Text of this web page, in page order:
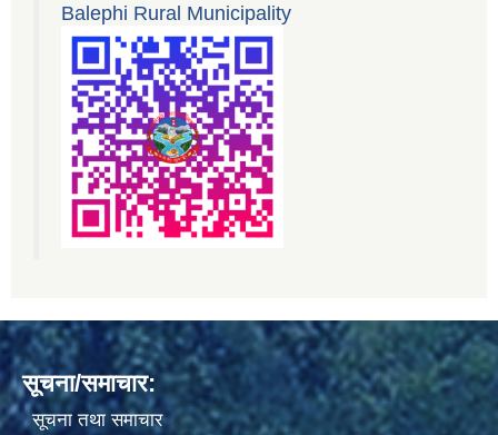
Balephi Rural Municipality
सूचना/समाचार:
सूचना तथा समाचार